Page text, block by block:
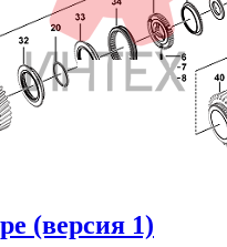
(версия 1)